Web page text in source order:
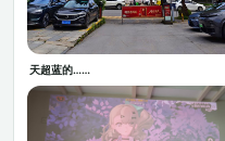
天超蓝的……